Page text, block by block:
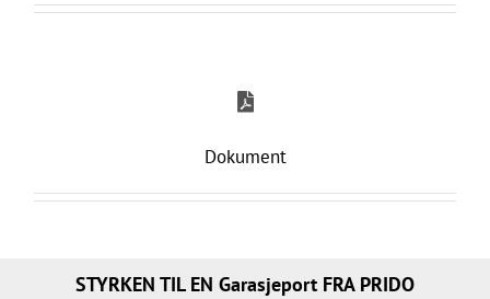
som samtidig har høy finish og minimale
godt isolert, rimelig og stilig Garasjeport
Dokument
STYRKEN TIL EN Garasjeport FRA PRIDO